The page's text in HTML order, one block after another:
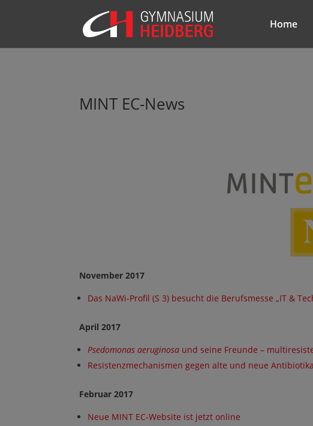
Home
MINT EC-News
November 2017
Das NaWi-Profil (S 3) besucht die Berufsmesse „IT &
April 2017
Psedomonas aeruginosa und seine Freunde –
Resistenzmechanismen gegen alte und neue
Februar 2017
Neue MINT EC-Website ist jetzt online